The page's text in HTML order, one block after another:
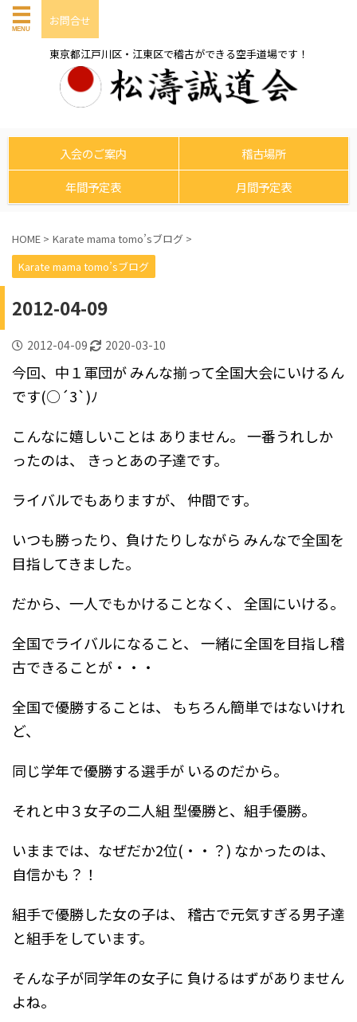
お問合せ
東京都江戸川区・江東区で稽古ができる空手道場です！
入会のご案内
稽古場所
年間予定表
月間予定表
HOME > Karate mama tomo’sブログ >
Karate mama tomo’sブログ
2012-04-09
2012-04-09 2020-03-10
今回、中１軍団がみんな揃って全国大会にいけるん
です(○´3`)ﾉ
こんなに嬉しいことは ありません。 一番うれしか
ったのは、
きっとあの子達です。
ライバルでもありますが、
仲間です。
いつも勝ったり、負けたりしながら みんなで全国を
目指してきました。
だから、一人でもかけることなく、
全国にいける。
全国でライバルになること、
一緒に全国を目指し稽
古できることが・・・
全国で優勝することは、
もちろん簡単ではないけれ
ど、
同じ学年で優勝する選手が いるのだから。
それと中３女子の二人組型優勝と、組手優勝。
いままでは、なぜだか2位(・・？) なかったのは、
自信かも？！
組手で優勝した女の子は、
稽古で元気すぎる男子達
と組手をしています。
そんな子が同学年の女子に 負けるはずがありません
よね。